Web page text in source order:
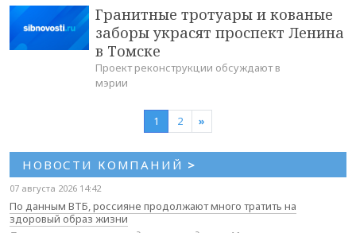
Гранитные тротуары и кованые
заборы украсят проспект Ленина
в Томске
Проект реконструкции обсуждают в
мэрии
1 2 »
НОВОСТИ КОМПАНИЙ >
07 августа 2026 14:42
По данным ВТБ, россияне продолжают много тратить на
здоровый образ жизни